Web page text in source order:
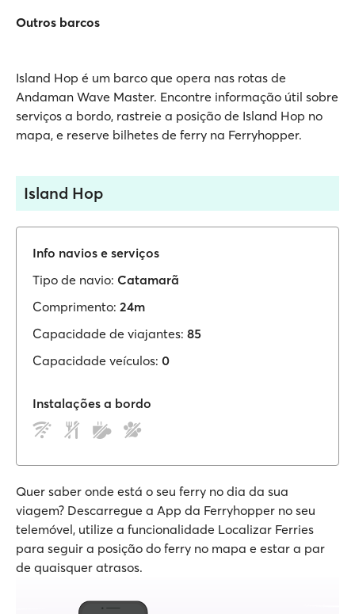
Outros barcos
Island Hop é um barco que opera nas rotas de
Andaman Wave Master. Encontre informação útil sobre
serviços a bordo, rastreie a posição de Island Hop no
mapa, e reserve bilhetes de ferry na Ferryhopper.
Island Hop
Info navios e serviços
Tipo de navio: Catamarã
Comprimento: 24m
Capacidade de viajantes: 85
Capacidade veículos: 0
Instalações a bordo
Quer saber onde está o seu ferry no dia da sua
viagem? Descarregue a App da Ferryhopper no seu
telemóvel, utilize a funcionalidade Localizar Ferries
para seguir a posição do ferry no mapa e estar a par
de quaisquer atrasos.